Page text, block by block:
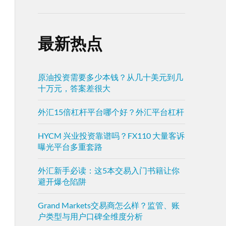
最新热点
原油投资需要多少本钱？从几十美元到几
十万元，答案差很大
外汇15倍杠杆平台哪个好？外汇平台杠杆
HYCM 兴业投资靠谱吗？FX110 大量客诉
曝光平台多重套路
外汇新手必读：这5本交易入门书籍让你
避开爆仓陷阱
Grand Markets交易商怎么样？监管、账
户类型与用户口碑全维度分析